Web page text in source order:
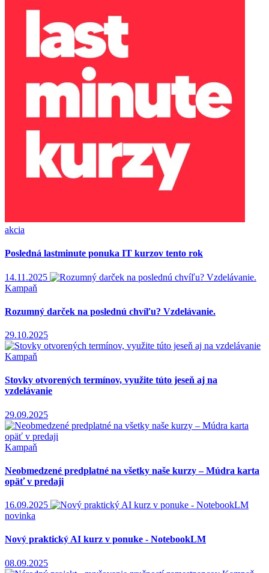
akcia
Posledná lastminute ponuka IT kurzov tento rok
14.11.2025
Kampaň
Rozumný darček na poslednú chvíľu? Vzdelávanie.
29.10.2025
Kampaň
Stovky otvorených termínov, využite túto jeseň aj na
vzdelávanie
29.09.2025
Kampaň
Neobmedzené predplatné na všetky naše kurzy – Múdra karta
opäť v predaji
16.09.2025
novinka
Nový praktický AI kurz v ponuke - NotebookLM
08.09.2025